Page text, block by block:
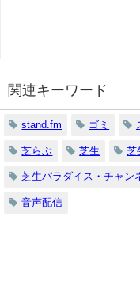
関連キーワード
stand.fm ゴミ
芝らぶ 芝生 芝
芝生パラダイス・チャン
音声配信